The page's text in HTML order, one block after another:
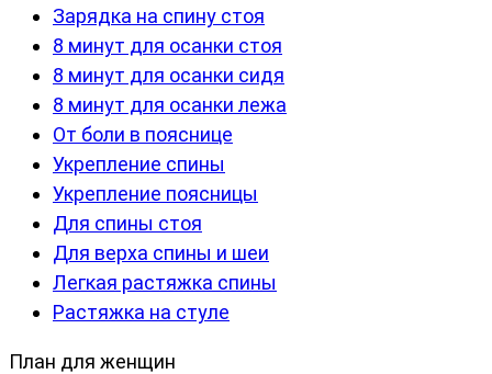
Зарядка на спину стоя
8 минут для осанки стоя
8 минут для осанки сидя
8 минут для осанки лежа
От боли в пояснице
Укрепление спины
Укрепление поясницы
Для спины стоя
Для верха спины и шеи
Легкая растяжка спины
Растяжка на стуле
План для женщин